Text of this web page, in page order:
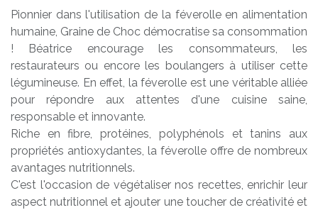
Pionnier dans l'utilisation de la féverolle en alimentation
humaine, Graine de Choc démocratise sa consommation
! Béatrice encourage les consommateurs, les
restaurateurs ou encore les boulangers à utiliser cette
légumineuse. En effet, la féverolle est une véritable alliée
pour répondre aux attentes d'une cuisine saine,
responsable et innovante.
Riche en fibre, protéines, polyphénols et tanins aux
propriétés antioxydantes, la féverolle offre de nombreux
avantages nutritionnels.
C'est l'occasion de végétaliser nos recettes, enrichir leur
aspect nutritionnel et ajouter une toucher de créativité et